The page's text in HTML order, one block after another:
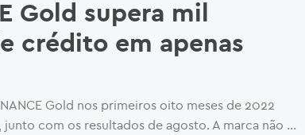
Gold supera mil
crédito em apenas
Gold nos primeiros oito meses de 2022
junto com os resultados de agosto. A marca não …